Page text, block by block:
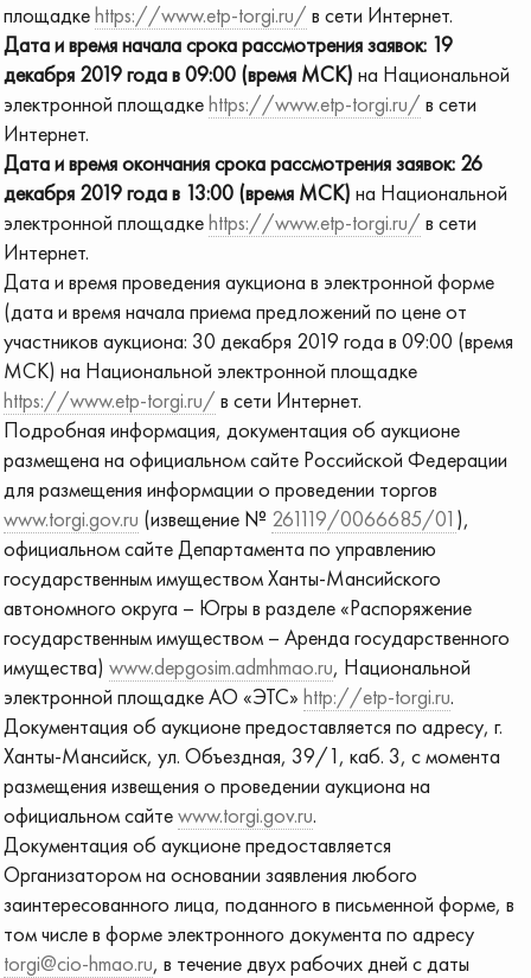
площадкеhttps://www.etp-torgi.ru/ в сети Интернет.
Дата и время начала срока рассмотрения заявок: 19
декабря 2019 года в 09:00 (время МСК) на Национальной
электронной площадкеhttps://www.etp-torgi.ru/ в сети
Интернет.
Дата и время окончания срока рассмотрения заявок: 26
декабря 2019 года в 13:00 (время МСК) на Национальной
электронной площадкеhttps://www.etp-torgi.ru/ в сети
Интернет.
Дата и время проведения аукциона в электронной форме
(дата и время начала приема предложений по цене от
участников аукциона: 30 декабря 2019 года в 09:00 (время
МСК) на Национальной электронной площадке
https://www.etp-torgi.ru/ в сети Интернет.
Подробная информация, документация об аукционе
размещена на официальном сайте Российской Федерации
для размещения информации о проведении торгов
www.torgi.gov.ru (извещение № 261119/0066685/01 ),
официальном сайте Департамента по управлению
государственным имуществом Ханты-Мансийского
автономного округа – Югры в разделе «Распоряжение
государственным имуществом – Аренда государственного
имущества) www.depgosim.admhmao.ru, Национальной
электронной площадке АО «ЭТС» http://etp-torgi.ru.
Документация об аукционе предоставляется по адресу, г.
Ханты-Мансийск, ул. Объездная, 39/1, каб. 3, с момента
размещения извещения о проведении аукциона на
официальном сайтеwww.torgi.gov.ru.
Документация об аукционе предоставляется
Организатором на основании заявления любого
заинтересованного лица, поданного в письменной форме, в
том числе в форме электронного документа по адресу
torgi@cio-hmao.ru, в течение двух рабочих дней с даты